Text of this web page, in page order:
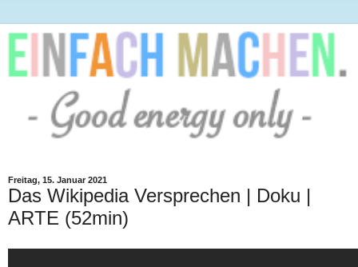
Freitag, 15. Januar 2021
Das Wikipedia Versprechen | Doku |
ARTE (52min)